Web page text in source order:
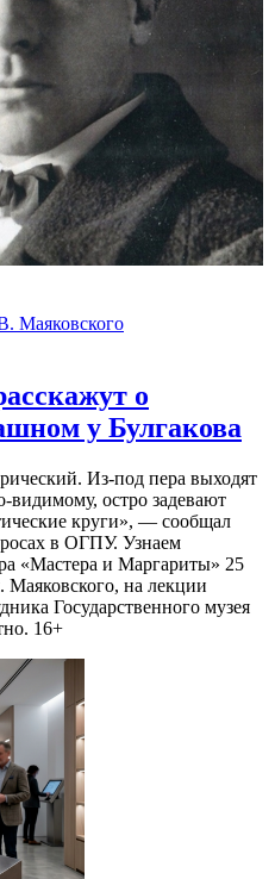
Маяковского
о
у Булгакова
Из-под пера выходят
остро задевают
круги», — сообщал
в ОГПУ. Узнаем
«Мастера и Маргариты» 25
Маяковского, на лекции
Государственного музея
16+